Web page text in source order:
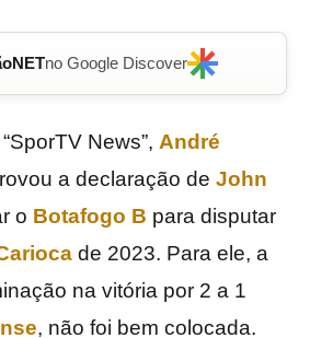
no Google Discover
News”, André
a declaração de John
o Botafogo B para disputar
de 2023. Para ele, a
na vitória por 2 a 1
, não foi bem colocada.